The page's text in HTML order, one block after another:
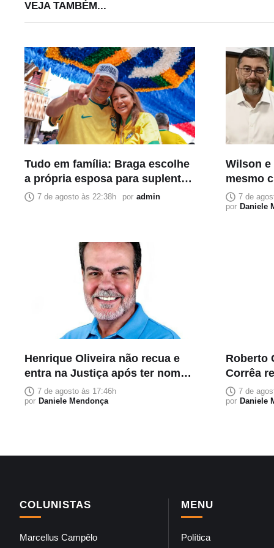
VEJA TAMBÉM...
Tudo em família: Braga escolhe
a própria esposa para suplente
e coloca confiança acima da
7 de agosto às 22:38h por admin
Wilson e
mesmo
7 de
por Daniele
Henrique Oliveira não recua e
entra na Justiça após ter nome
retirado do PL na corrida ao
Senado
7 de agosto às 17:46h
por Daniele Mendonça
Roberto
Corrêa
reeleição
7 de
por Daniele
COLUNISTAS
Marcellus Campêlo
MENU
Política